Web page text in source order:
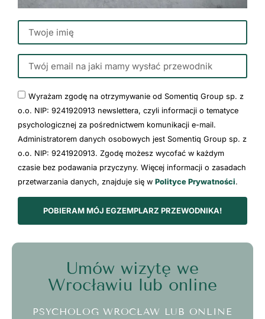
Wyrażam zgodę na otrzymywanie od Somentiq Group sp. z
o.o. NIP: 9241920913 newslettera, czyli informacji o tematyce
psychologicznej za pośrednictwem komunikacji e-mail.
Administratorem danych osobowych jest Somentiq Group sp. z
o.o. NIP: 9241920913. Zgodę możesz wycofać w każdym
czasie bez podawania przyczyny. Więcej informacji o zasadach
przetwarzania danych, znajduje się w Polityce Prywatności.
POBIERAM MÓJ EGZEMPLARZ PRZEWODNIKA!
Umów wizytę we
Wrocławiu lub online
PSYCHOLOG WROCŁAW LUB ONLINE